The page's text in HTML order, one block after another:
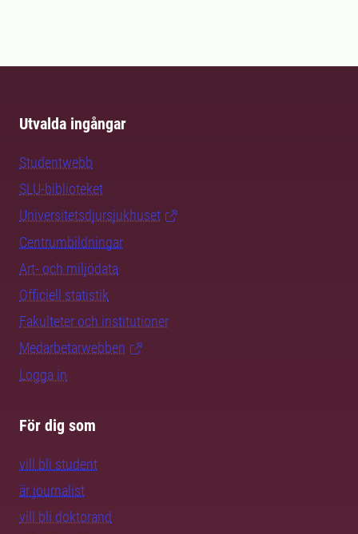
Utvalda ingångar
Studentwebb
SLU-biblioteket
Universitetsdjursjukhuset
Centrumbildningar
Art- och miljödata
Officiell statistik
Fakulteter och institutioner
Medarbetarwebben
Logga in
För dig som
vill bli student
är journalist
vill bli doktorand